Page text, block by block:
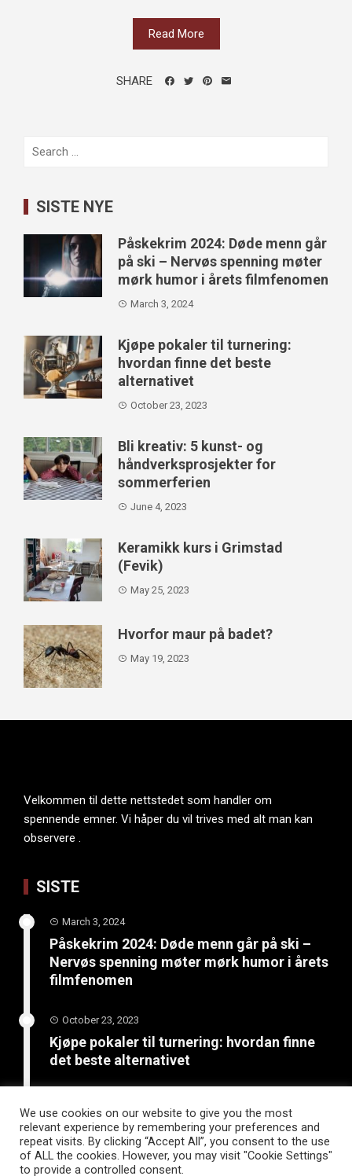
Read More
SHARE
Search
SISTE NYE
Påskekrim 2024: Døde menn går
på ski – Nervøs spenning møter
mørk humor i årets filmfenomen
March 3, 2024
Kjøpe pokaler til turnering:
hvordan finne det beste
alternativet
October 23, 2023
Bli kreativ: 5 kunst- og
håndverksprosjekter for
sommerferien
June 4, 2023
Keramikk kurs i Grimstad
(Fevik)
May 25, 2023
Hvorfor maur på badet?
May 19, 2023
Velkommen til dette nettstedet som handler om
spennende emner. Vi håper du vil trives med alt man kan
observere .
SISTE
March 3, 2024
Påskekrim 2024: Døde menn går på ski –
Nervøs spenning møter mørk humor i årets
filmfenomen
October 23, 2023
Kjøpe pokaler til turnering: hvordan finne
det beste alternativet
Bli kreativ: 5 kunst- og
håndverksprosjekter for sommerferien
We use cookies on our website to give you the most
relevant experience by remembering your preferences and
repeat visits. By clicking “Accept All”, you consent to the use
of ALL the cookies. However, you may visit "Cookie Settings"
to provide a controlled consent.